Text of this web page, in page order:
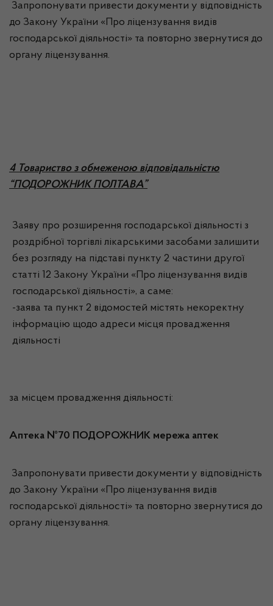
Запропонувати привести документи у відповідність
до Закону України «Про ліцензування видів
господарської діяльності» та повторно звернутися до
органу ліцензування.
4 Товариство з обмеженою відповідальністю
“ПОДОРОЖНИК ПОЛТАВА”
Заяву про розширення господарської діяльності з
роздрібної торгівлі лікарськими засобами залишити
без розгляду на підставі пункту 2 частини другої
статті 12 Закону України «Про ліцензування видів
господарської діяльності», а саме:
-заява та пункт 2 відомостей містять некоректну
інформацію щодо адреси місця провадження
діяльності
за місцем провадження діяльності:
Аптека №70 ПОДОРОЖНИК мережа аптек
Запропонувати привести документи у відповідність
до Закону України «Про ліцензування видів
господарської діяльності» та повторно звернутися до
органу ліцензування.